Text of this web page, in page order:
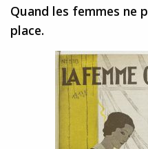
Quand les femmes ne
place.